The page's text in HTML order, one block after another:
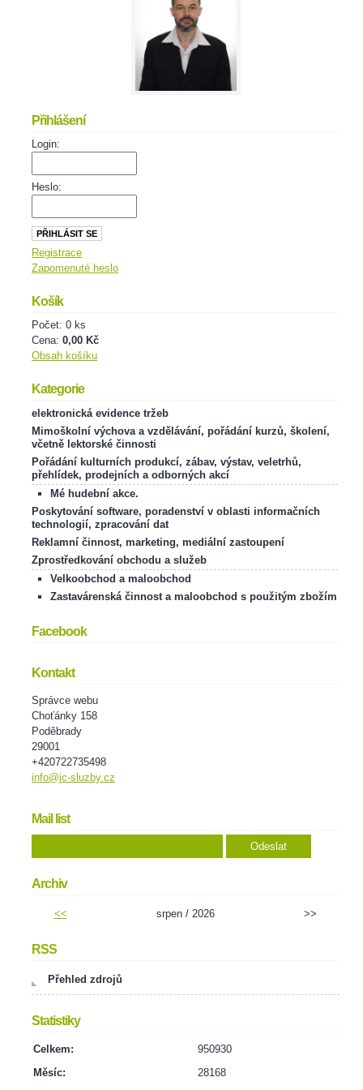
Přihlášení
Login:
Heslo:
Registrace
Zapomenuté heslo
Košík
Počet: 0 ks
Cena: 0,00 Kč
Obsah košíku
Kategorie
elektronická evidence tržeb
Mimoškolní výchova a vzdělávání, pořádání kurzů, školení,
včetně lektorské činnosti
Pořádání kulturních produkcí, zábav, výstav, veletrhů,
přehlídek, prodejních a odborných akcí
Mé hudební akce.
Poskytování software, poradenství v oblasti informačních
technologií, zpracování dat
Reklamní činnost, marketing, mediální zastoupení
Zprostředkování obchodu a služeb
Velkoobchod a maloobchod
Zastavárenská činnost a maloobchod s použitým zbožím
Facebook
Kontakt
Správce webu
Choťánky 158
Poděbrady
29001
+420722735498
info@jc-sluzby.cz
Mail list
Archiv
<< srpen / 2026 >>
RSS
Přehled zdrojů
Statistiky
Celkem:
950930
Měsíc:
28168